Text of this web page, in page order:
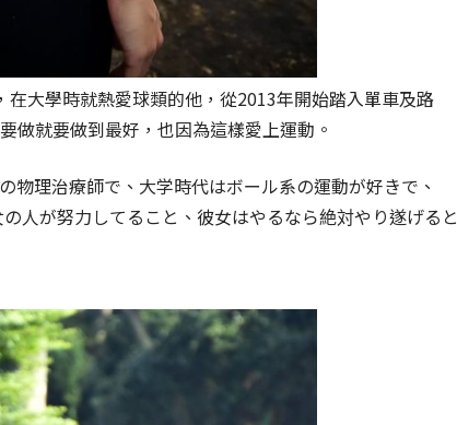
大學時就熱愛球類的他，從2013年開始踏入單車及路
做就要做到最好，也因為這樣愛上運動。
理治療師で、大学時代はボール系の運動が好きで、
人が努力してること、彼女はやるなら絶対やり遂げると